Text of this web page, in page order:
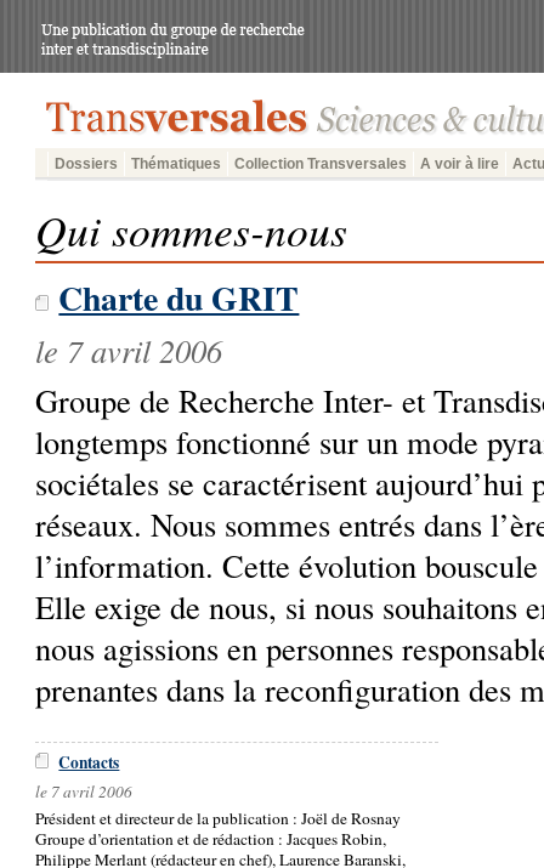
Dossiers Thématiques Collection Transversales A voir à lire
Qui sommes-nous
Charte du GRIT
le 7 avril 2006
Groupe de Recherche Inter- et
longtemps fonctionné sur un mode
sociétales se caractérisent
réseaux. Nous sommes entrés dans
l’information. Cette évolution
Elle exige de nous, si nous souhaitons
nous agissions en personnes
prenantes dans la reconfiguration des
Contacts
le 7 avril 2006
Président et directeur de la publication : Joël de Rosnay
Groupe d’orientation et de rédaction : Jacques Robin,
Philippe Merlant (rédacteur en chef), Laurence Baranski,